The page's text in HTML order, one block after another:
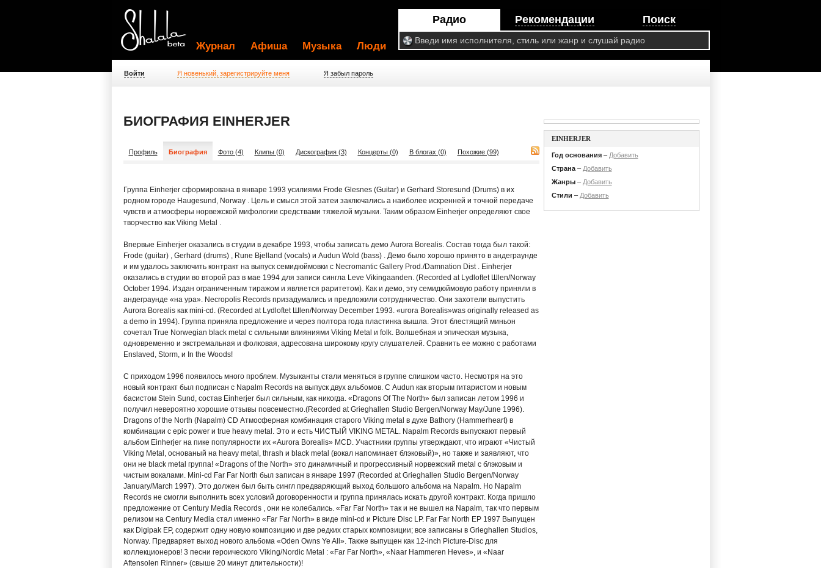
Радио Рекомендации Поиск
Журнал Афиша Музыка Люди
Войти Я новенький, зарегистрируйте меня Я забыл пароль
БИОГРАФИЯ EINHERJER
Профиль Биография Фото (4) Клипы (0) Дискография (3) Концерты (0) В блогах (0) Похожие (99)
Группа Einherjer сформирована в январе 1993 усилиями Frode Glesnes (Guitar) и Gerhard Storesund (Drums) в их
родном городе Haugesund, Norway . Цель и смысл этой затеи заключались а наиболее искренней и точной передаче
чувств и атмосферы норвежской мифологии средствами тяжелой музыки. Таким образом Einherjer определяют свое
творчество как Viking Metal .
Впервые Einherjer оказались в студии в декабре 1993, чтобы записать демо Aurora Borealis. Состав тогда был такой:
Frode (guitar) , Gerhard (drums) , Rune Bjelland (vocals) и Audun Wold (bass) . Демо было хорошо принято в андеграунде
и им удалось заключить контракт на выпуск семидюймовки с Necromantic Gallery Prod./Damnation Dist . Einherjer
оказались в студии во второй раз в мае 1994 для записи сингла Leve Vikingaanden. (Recorded at Lydloftet Шlen/Norway
October 1994. Издан ограниченным тиражом и является раритетом). Как и демо, эту семидюймовую работу приняли в
андеграунде «на ура». Necropolis Records призадумались и предложили сотрудничество. Они захотели выпустить
Aurora Borealis как mini-cd. (Recorded at Lydloftet Шlen/Norway December 1993. «urora Borealis»was originally released as
a demo in 1994). Группа приняла предложение и через полтора года пластинка вышла. Этот блестящий миньон
сочетал True Norwegian black metal с сильными влияниями Viking Metal и folk. Волшебная и эпическая музыка,
одновременно и экстремальная и фолковая, адресована широкому кругу слушателей. Сравнить ее можно с работами
Enslaved, Storm, и In the Woods!
С приходом 1996 появилось много проблем. Музыканты стали меняться в группе слишком часто. Несмотря на это
новый контракт был подписан с Napalm Records на выпуск двух альбомов. С Audun как вторым гитаристом и новым
басистом Stein Sund, состав Einherjer был сильным, как никогда. «Dragons Of The North» был записан летом 1996 и
получил невероятно хорошие отзывы повсеместно.(Recorded at Grieghallen Studio Bergen/Norway May/June 1996).
Dragons of the North (Napalm) CD Атмосферная комбинация старого Viking metal в духе Bathory (Hammerheart) в
комбинации с epic power и true heavy metal. Это и есть ЧИСТЫЙ VIKING METAL. Napalm Records выпускают первый
альбом Einherjer на пике популярности их «Aurora Borealis» MCD. Участники группы утверждают, что играют «Чистый
Viking Metal, основаный на heavy metal, thrash и black metal (вокал напоминает блэковый)», но также и заявляют, что
они не black metal группа! «Dragons of the North» это динамичный и прогрессивный норвежский metal с блэковым и
чистым вокалами. Mini-cd Far Far North был записан в январе 1997 (Recorded at Grieghallen Studio Bergen/Norway
January/March 1997). Это должен был быть сингл предваряющий выход большого альбома на Napalm. Но Napalm
Records не смогли выполнить всех условий договоренности и группа принялась искать другой контракт. Когда пришло
предложение от Century Media Records , они не колебались. «Far Far North» так и не вышел на Napalm, так что первым
релизом на Century Media стал именно «Far Far North» в виде mini-cd и Picture Disc LP. Far Far North EP 1997 Выпущен
как Digipak EP, содержит одну новую композицию и две редких старых композиции; все записаны в Grieghallen Studios,
Norway. Предваряет выход нового альбома «Oden Owns Ye All». Также выпущен как 12-inch Picture-Disc для
коллекционеров! 3 песни героического Viking/Nordic Metal : «Far Far North», «Naar Hammeren Heves», и «Naar
Aftensolen Rinner» (свыше 20 минут длительности)!
EINHERJER
Год основания– Добавить
Страна– Добавить
Жанры– Добавить
Стили – Добавить